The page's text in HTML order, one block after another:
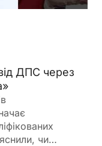
ДПС через
чи